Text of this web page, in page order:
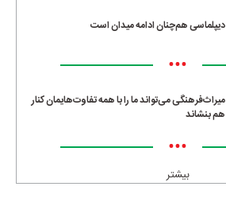
دیپلماسی هم‌چنان ادامه میدان است
•••
میراث‌فرهنگی می‌تواند ما را با همه تفاوت‌هایمان کنار
هم بنشاند
•••
بیشتر